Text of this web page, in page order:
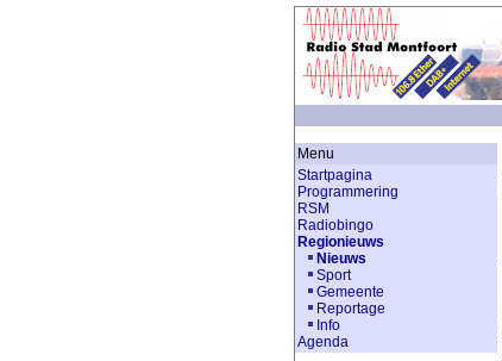
Menu
Startpagina
Programmering
RSM
Radiobingo
Regionieuws
Nieuws
Sport
Gemeente
Reportage
Info
Agenda